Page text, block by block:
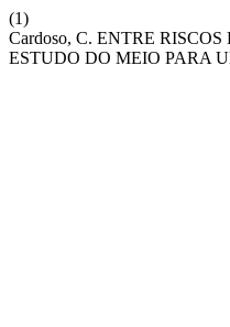
(1)
Cardoso, C. ENTRE
ESTUDO DO MEIO PARA